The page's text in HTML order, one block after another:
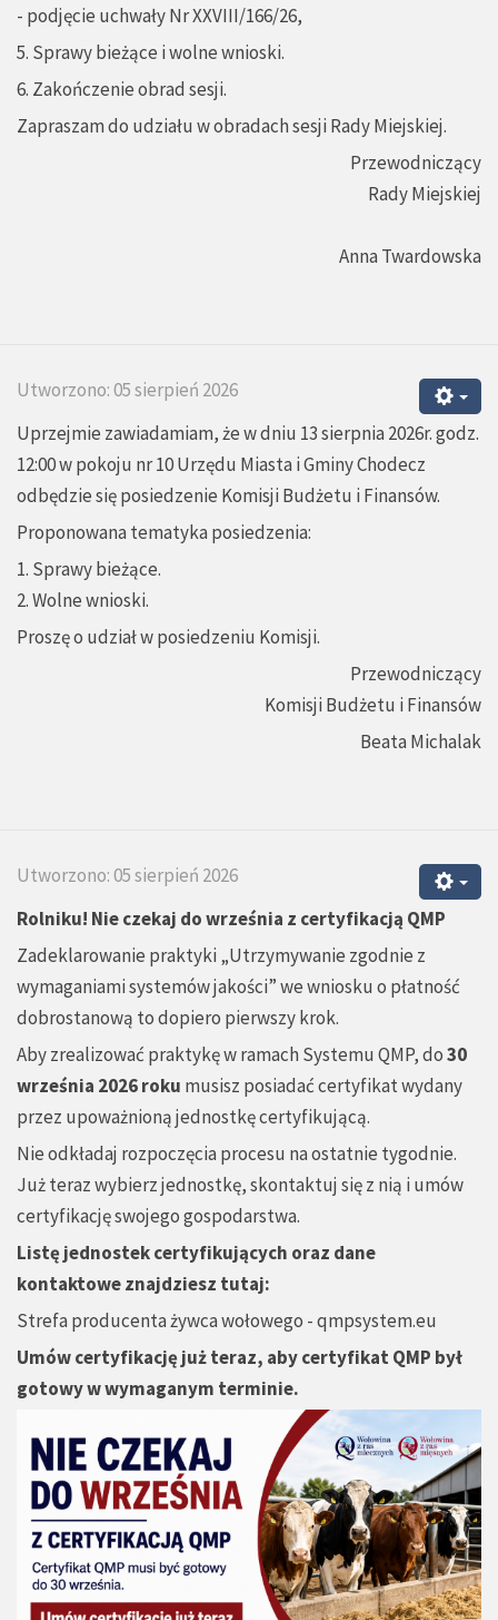
- podjęcie uchwały Nr XXVIII/166/26,
5. Sprawy bieżące i wolne wnioski.
6. Zakończenie obrad sesji.
Zapraszam do udziału w obradach sesji Rady Miejskiej.
Przewodniczący
Rady Miejskiej
Anna Twardowska
Utworzono: 05 sierpień 2026
Uprzejmie zawiadamiam, że w dniu 13 sierpnia 2026r. godz.
12:00 w pokoju nr 10 Urzędu Miasta i Gminy Chodecz
odbędzie się posiedzenie Komisji Budżetu i Finansów.
Proponowana tematyka posiedzenia:
1. Sprawy bieżące.
2. Wolne wnioski.
Proszę o udział w posiedzeniu Komisji.
Przewodniczący
Komisji Budżetu i Finansów
Beata Michalak
Utworzono: 05 sierpień 2026
Rolniku! Nie czekaj do września z certyfikacją QMP
Zadeklarowanie praktyki „Utrzymywanie zgodnie z
wymaganiami systemów jakości” we wniosku o płatność
dobrostanową to dopiero pierwszy krok.
Aby zrealizować praktykę w ramach Systemu QMP, do30
września 2026 roku musisz posiadać certyfikat wydany
przez upoważnioną jednostkę certyfikującą.
Nie odkładaj rozpoczęcia procesu na ostatnie tygodnie.
Już teraz wybierz jednostkę, skontaktuj się z nią i umów
certyfikację swojego gospodarstwa.
Listę jednostek certyfikujących oraz dane
kontaktowe znajdziesz tutaj:
Strefa producenta żywca wołowego - qmpsystem.eu
Umów certyfikację już teraz, aby certyfikat QMP był
gotowy w wymaganym terminie.